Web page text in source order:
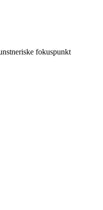
fokuspunkt